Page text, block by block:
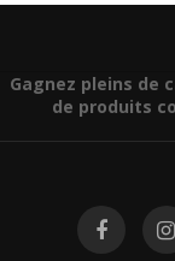
Gagnez pleins de
de produits